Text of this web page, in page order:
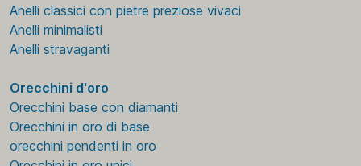
Anelli classici con pietre preziose vivaci
Anelli minimalisti
Anelli stravaganti
Orecchini d'oro
Orecchini base con diamanti
Orecchini in oro di base
orecchini pendenti in oro